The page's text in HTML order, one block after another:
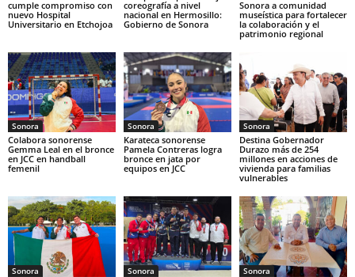
cumple compromiso con
nuevo Hospital
Universitario en Etchojoa
coreografía a nivel
nacional en Hermosillo:
Gobierno de Sonora
Sonora a comunidad
museística para fortalecer
la colaboración y el
patrimonio regional
Sonora
Colabora sonorense
Gemma Leal en el bronce
en JCC en handball
femenil
Sonora
Karateca sonorense
Pamela Contreras logra
bronce en jata por
equipos en JCC
Sonora
Destina Gobernador
Durazo más de 254
millones en acciones de
vivienda para familias
vulnerables
Sonora Sonora Sonora